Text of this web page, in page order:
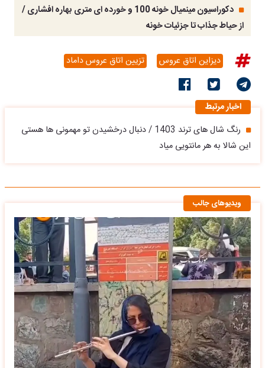
دکوراسیون مینمیال خونه 100 و خورده ای متری بهاره افشاری /
از حیاط جذاب تا جزئیات خونه
دیزاین اتاق عروس تزیین اتاق عروس داماد
اخبار مرتبط
رنگ شال های ترند 1403 / دنبال درخشیدن تو مهمونی ها هستی
این شالا به هر مانتویی میاد
ویدیوهای جالب